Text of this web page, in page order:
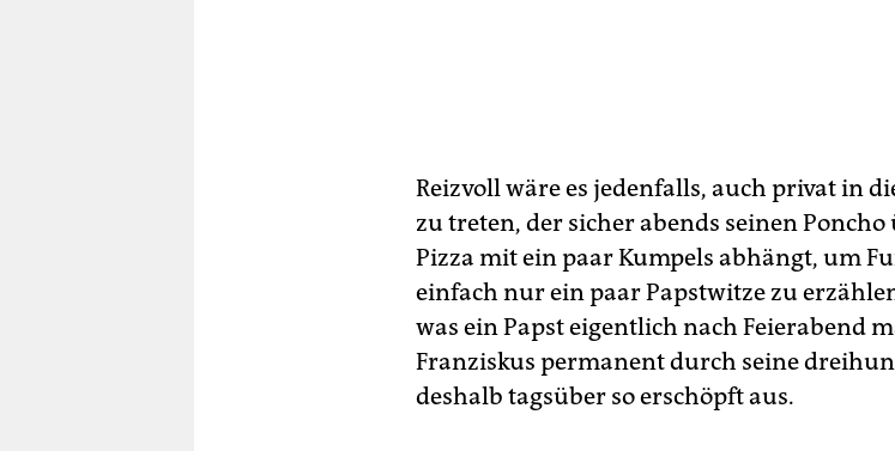
Reizvoll wäre es jedenfalls, auch privat in
zu treten, der sicher abends seinen
Pizza mit ein paar Kumpels abhängt, um
einfach nur ein paar Papstwitze zu
was ein Papst eigentlich nach Feierabend
Franziskus permanent durch seine
deshalb tagsüber so erschöpft aus.